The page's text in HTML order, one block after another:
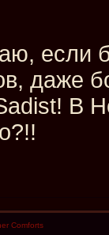
если
даже
В
Comforts